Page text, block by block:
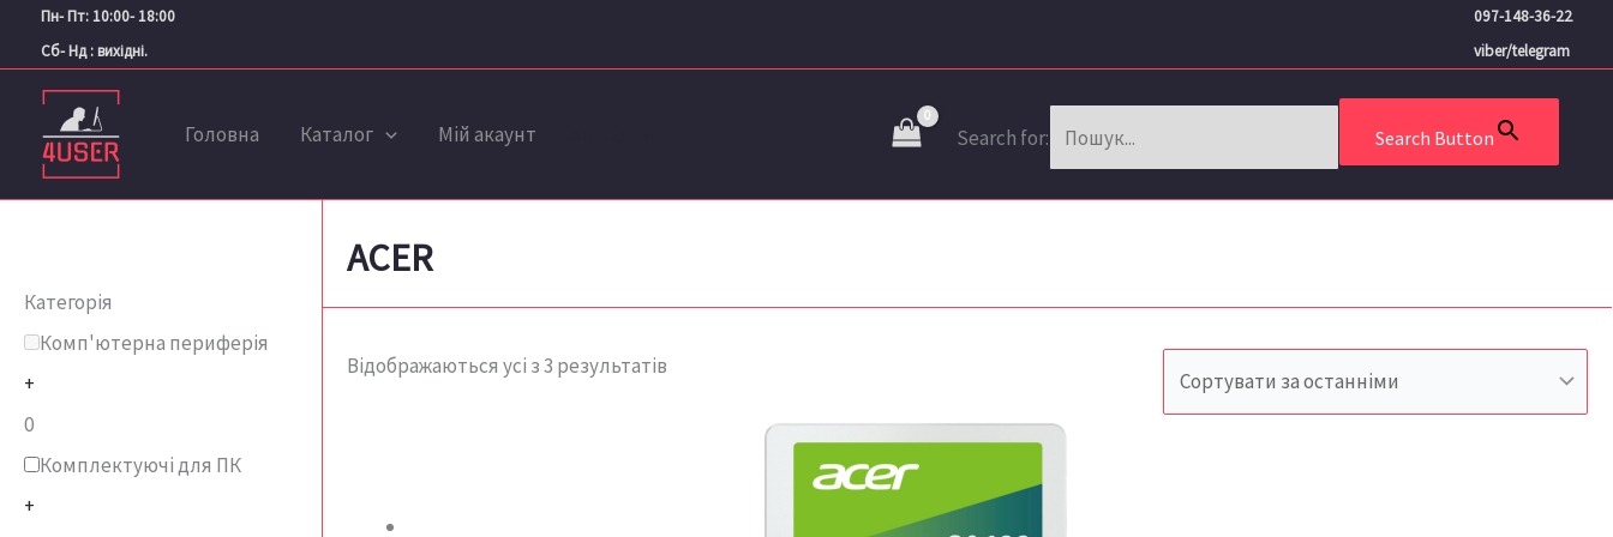
ПерейтиПн- Пт: 10:00- 18:00
Сб- Нд : вихідні.
097-148-36-22
viber/telegram
Головна Каталог Мій акаунт Search for: Search Button
Категорія
Комп'ютерна периферія
+
0
Комплектуючі для ПК
+
ACER
Відображаються усі з 3 результатів